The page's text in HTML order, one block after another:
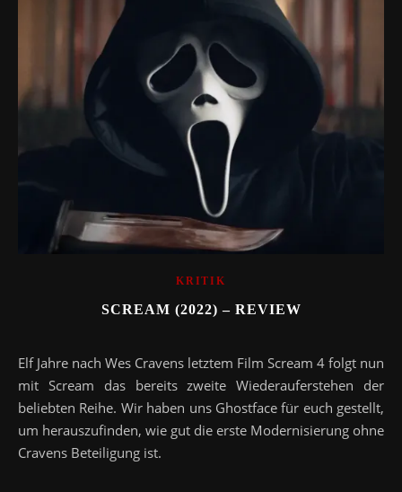
KRITIK
SCREAM (2022) – REVIEW
Elf Jahre nach Wes Cravens letztem Film Scream 4 folgt nun
mit Scream das bereits zweite Wiederauferstehen der
beliebten Reihe. Wir haben uns Ghostface für euch gestellt,
um herauszufinden, wie gut die erste Modernisierung ohne
Cravens Beteiligung ist.